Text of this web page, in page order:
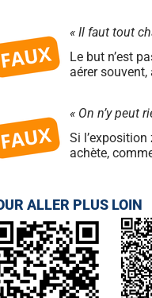
« Il faut tout
Le but n’est
aérer
« On n’y peut
Si
achète,
ALLER PLUS LOIN